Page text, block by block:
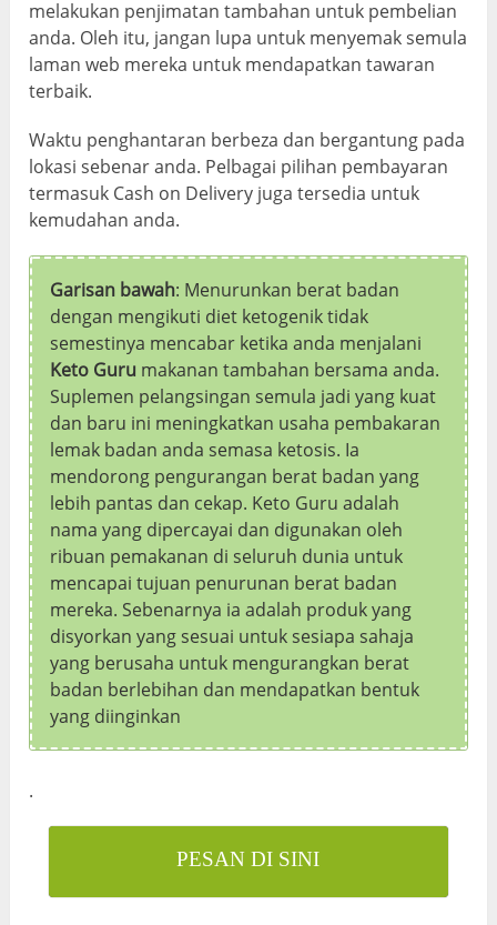
melakukan penjimatan tambahan untuk pembelian
anda. Oleh itu, jangan lupa untuk menyemak semula
laman web mereka untuk mendapatkan tawaran
terbaik.
Waktu penghantaran berbeza dan bergantung pada
lokasi sebenar anda. Pelbagai pilihan pembayaran
termasuk Cash on Delivery juga tersedia untuk
kemudahan anda.
Garisan bawah: Menurunkan berat badan
dengan mengikuti diet ketogenik tidak
semestinya mencabar ketika anda menjalani
Keto Guru makanan tambahan bersama anda.
Suplemen pelangsingan semula jadi yang kuat
dan baru ini meningkatkan usaha pembakaran
lemak badan anda semasa ketosis. Ia
mendorong pengurangan berat badan yang
lebih pantas dan cekap. Keto Guru adalah
nama yang dipercayai dan digunakan oleh
ribuan pemakanan di seluruh dunia untuk
mencapai tujuan penurunan berat badan
mereka. Sebenarnya ia adalah produk yang
disyorkan yang sesuai untuk sesiapa sahaja
yang berusaha untuk mengurangkan berat
badan berlebihan dan mendapatkan bentuk
yang diinginkan
.
PESAN DI SINI